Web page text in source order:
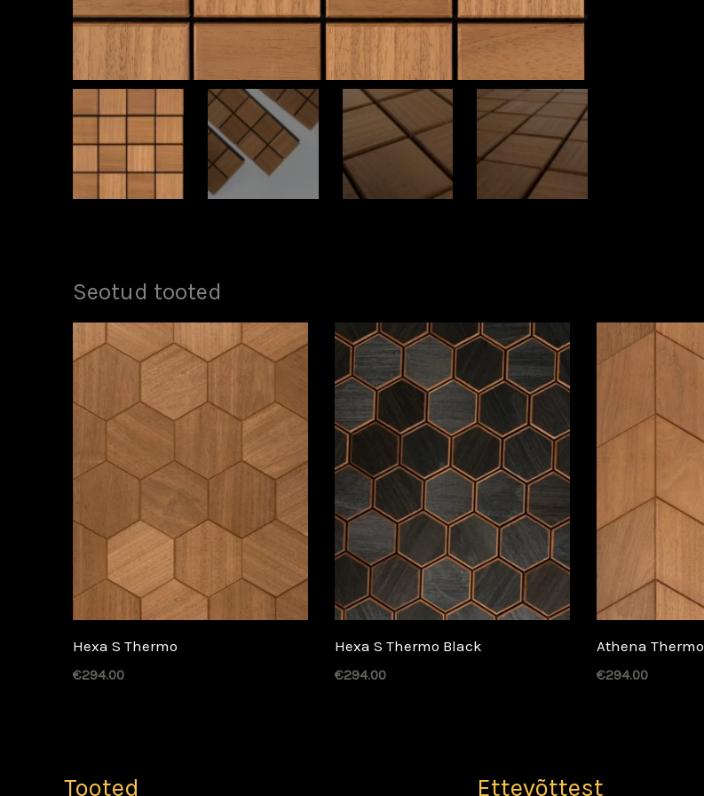
Seotud tooted
Hexa S Thermo
€294.00
Hexa S Thermo Black
€294.00
Athena Thermo
€294.00
Tooted Ettevõttest